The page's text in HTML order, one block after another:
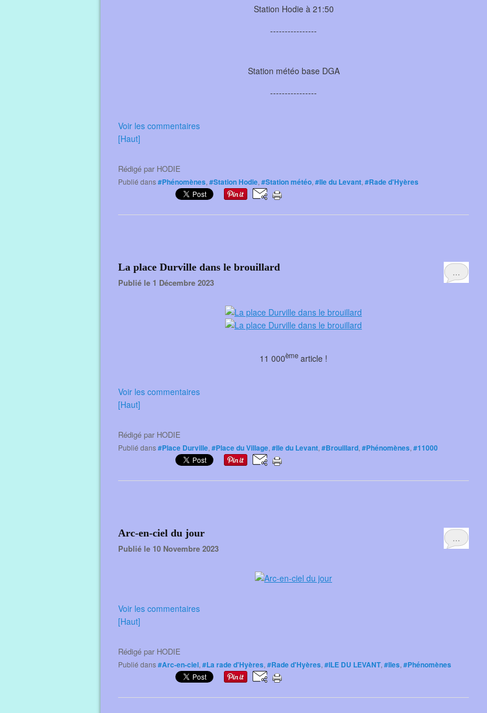
Station Hodie à 21:50
----------------
Station météo base DGA
----------------
Voir les commentaires
[Haut]
Rédigé par HODIE
Publié dans#Phénomènes, #Station Hodie, #Station météo, #Ile du Levant, #Rade d'Hyères
…
La place Durville dans le brouillard
Publié le 1 Décembre 2023
11 000ème article !
Voir les commentaires
[Haut]
Rédigé par HODIE
Publié dans#Place Durville, #Place du Village, #Ile du Levant, #Brouillard, #Phénomènes, #11000
…
Arc-en-ciel du jour
Publié le 10 Novembre 2023
Voir les commentaires
[Haut]
Rédigé par HODIE
Publié dans#Arc-en-ciel, #La rade d'Hyères, #Rade d'Hyères, #ILE DU LEVANT, #Iles, #Phénomènes